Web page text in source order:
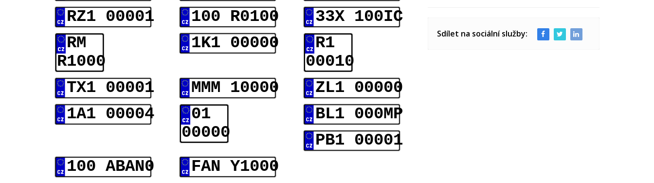
RZ1 00001
100 R0100
33X 100IC
RM
R1000
1K1 00000
R1
00010
TX1 00001
MMM 10000
ZL1 00000
1A1 00004
01
00000
BL1 000MP
PB1 00001
100 ABAN0
FAN Y1000
Sdílet na sociální služby: